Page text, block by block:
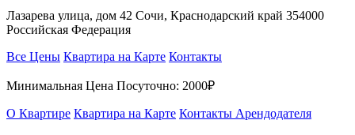
Лазарева улица, дом 42 Сочи, Краснодарский край 354000
Российская Федерация
Все Цены Квартира на Карте Контакты
Минимальная Цена Посуточно: 2000₽
О Квартире Квартира на Карте Контакты Арендодателя